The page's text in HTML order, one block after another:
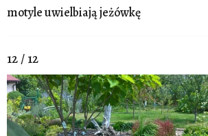
motyle uwielbiają jeżówkę
12 / 12